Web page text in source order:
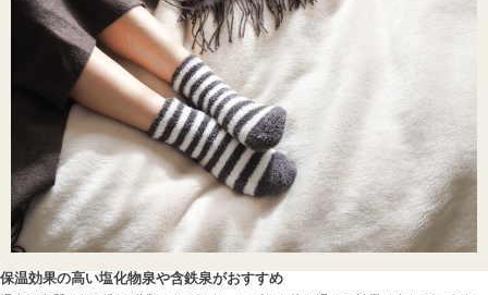
保温効果の高い塩化物泉や含鉄泉がおすすめ